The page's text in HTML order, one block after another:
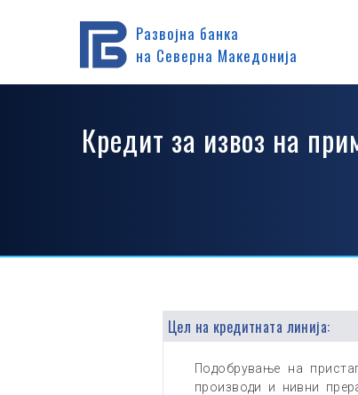
Развојна банка
на Северна Македонија
Дома Производи Кредитирање
Кредит за извоз на
Цел на кредитната линија:
Подобрување на
производи и нивни